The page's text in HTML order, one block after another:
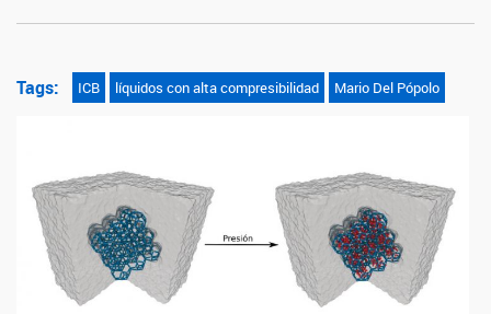
Tags: ICB líquidos con alta compresibilidad Mario Del Pópolo